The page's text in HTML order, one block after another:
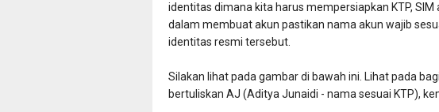
identitas dimana kita harus mempersiapkan KTP,
dalam membuat akun pastikan nama akun wajib
identitas resmi tersebut.
Silakan lihat pada gambar di bawah ini. Lihat pada
bertuliskan AJ (Aditya Junaidi - nama sesuai KTP),